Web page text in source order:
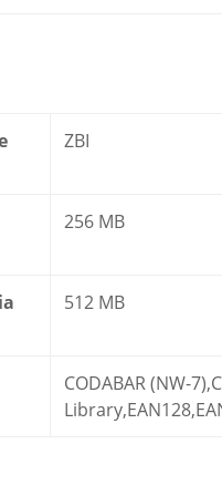
ZBI
256 MB
512 MB
CODABAR (NW-